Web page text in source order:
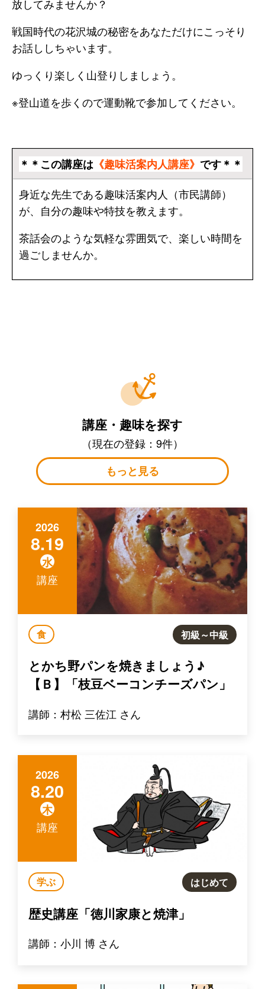
放してみませんか？
戦国時代の花沢城の秘密をあなただけにこっそり
お話ししちゃいます。
ゆっくり楽しく山登りしましょう。
※登山道を歩くので運動靴で参加してください。
＊＊この講座は 《趣味活案内人講座》 です＊＊
身近な先生である趣味活案内人（市民講師）
が、自分の趣味や特技を教えます。
茶話会のような気軽な雰囲気で、楽しい時間を
過ごしませんか。
講座・趣味を探す
（現在の登録：9件）
もっと見る
2026
8.19
水
講座
食 初級～中級
とかち野パンを焼きましょう♪
【Ｂ】「枝豆ベーコンチーズパン」
講師：村松 三佐江 さん
2026
8.20
木
講座
学ぶ はじめて
歴史講座「徳川家康と焼津」
講師：小川 博 さん